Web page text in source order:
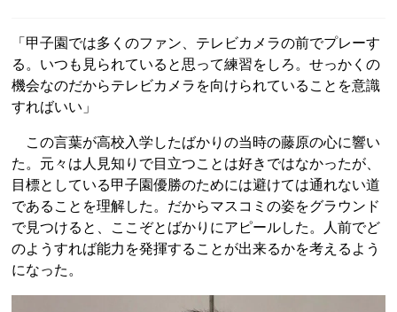
「甲子園では多くのファン、テレビカメラの前でプレーす
る。いつも見られていると思って練習をしろ。せっかくの
機会なのだからテレビカメラを向けられていることを意識
すればいい」
この言葉が高校入学したばかりの当時の藤原の心に響い
た。元々は人見知りで目立つことは好きではなかったが、
目標としている甲子園優勝のためには避けては通れない道
であることを理解した。だからマスコミの姿をグラウンド
で見つけると、ここぞとばかりにアピールした。人前でど
のようすれば能力を発揮することが出来るかを考えるよう
になった。